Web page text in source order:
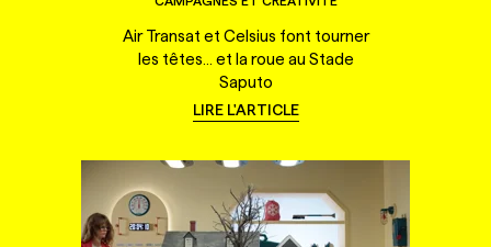
Air Transat et Celsius font tourner
les têtes... et la roue au Stade
Saputo
LIRE L'ARTICLE